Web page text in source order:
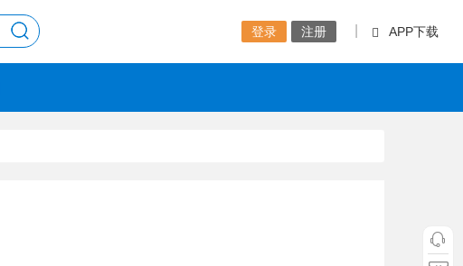
登录 注册 APP下载